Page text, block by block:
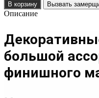
В корзину Вызвать
Описание
большой
финишного